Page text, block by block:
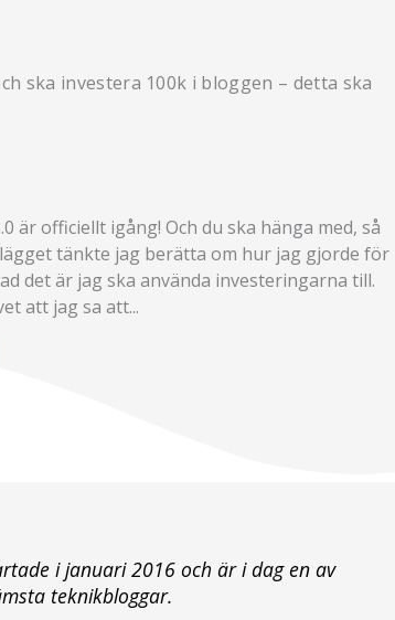
ska investera 100k i bloggen – detta ska
är officiellt igång! Och du ska hänga med, så
tänkte jag berätta om hur jag gjorde för
det är jag ska använda investeringarna till.
att jag sa att...
i januari 2016 och är i dag en av
teknikbloggar.